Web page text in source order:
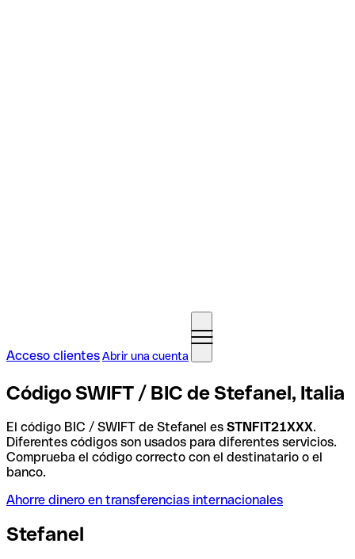
Acceso clientesAbrir una cuenta
Código SWIFT / BIC de Stefanel, Italia
El código BIC / SWIFT de Stefanel es STNFIT21XXX.
Diferentes códigos son usados para diferentes servicios.
Comprueba el código correcto con el destinatario o el
banco.
Ahorre dinero en transferencias internacionales
Stefanel